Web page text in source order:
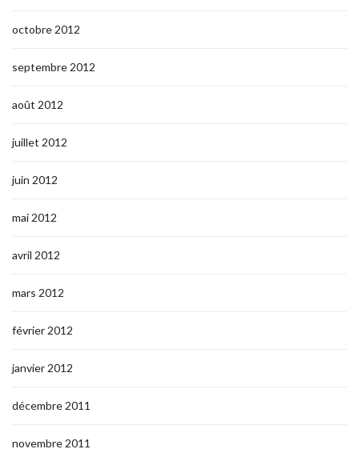
octobre 2012
septembre 2012
août 2012
juillet 2012
juin 2012
mai 2012
avril 2012
mars 2012
février 2012
janvier 2012
décembre 2011
novembre 2011